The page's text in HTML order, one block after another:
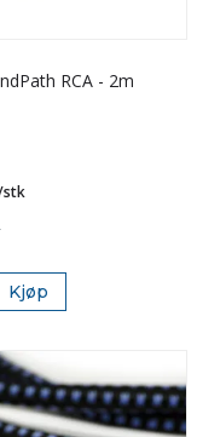
RCA - 2m
Kjøp